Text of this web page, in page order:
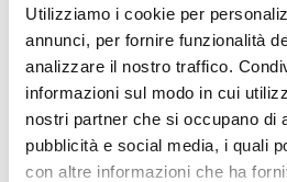
Utilizziamo i cookie per
annunci, per fornire funzionalità
analizzare il nostro traffico.
informazioni sul modo in cui
nostri partner che si occupano di
pubblicità e social media, i quali
con altre informazioni che ha
operatori? Vuoi sapere
una connessione già attivata?
connessione è lenta? Vuoi
diritti e come tutelarli?
Chiama il numero06 948 070